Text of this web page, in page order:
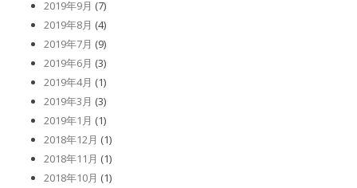
2019年9月 (7)
2019年8月 (4)
2019年7月 (9)
2019年6月 (3)
2019年4月 (1)
2019年3月 (3)
2019年1月 (1)
2018年12月 (1)
2018年11月 (1)
2018年10月 (1)